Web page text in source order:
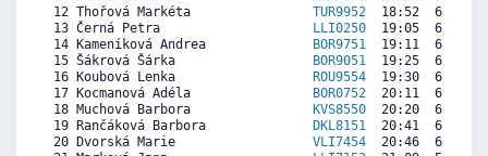
12 Thořová Markéta TUR9952
18:52  6945
13 Černá Petra
LLI0250
19:05  6839
14 Kameníková Andrea
BOR9751
19:11  6790
15 Šákrová Šárka
BOR9051
19:25  6675
16 Koubová Lenka
ROU9554
19:30  6634
17 Kocmanová Adéla
BOR0752
20:11  6297
18 Muchová Barbora
KVS8550
20:20  6224
19 Rančáková Barbora
DKL8151
20:41  6051
20 Dvorská Marie VLI7454
20:46  6010